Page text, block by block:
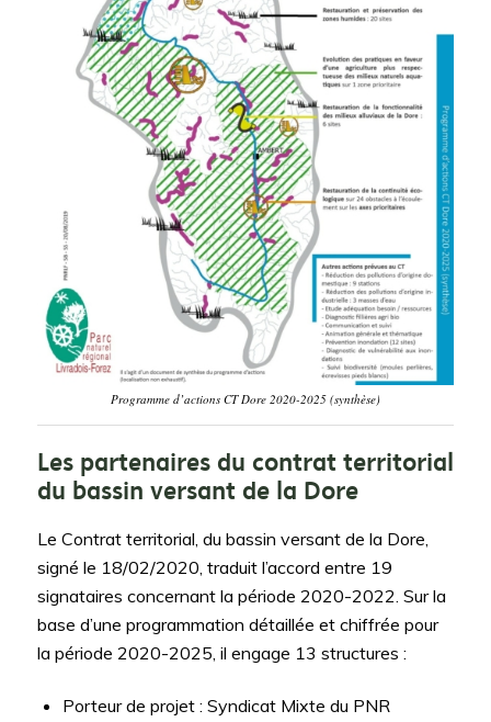
Programme d’actions CT Dore 2020-2025 (synthèse)
Les partenaires du contrat territorial
du bassin versant de la Dore
Le Contrat territorial, du bassin versant de la Dore,
signé le 18/02/2020, traduit l’accord entre 19
signataires concernant la période 2020-2022. Sur la
base d’une programmation détaillée et chiffrée pour
la période 2020-2025, il engage 13 structures :
Porteur de projet : Syndicat Mixte du PNR